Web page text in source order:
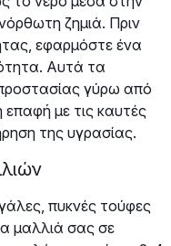
ζημιά. Πριν
εφαρμόστε ένα
Αυτά τα
γύρω από
με τις καυτές
της υγρασίας.
πυκνές τούφες
μαλλιά σας σε